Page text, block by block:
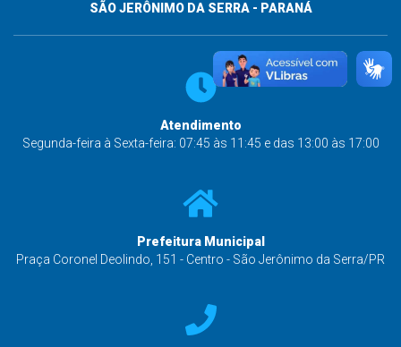
SÃO JERÔNIMO DA SERRA - PARANÁ
Atendimento
Segunda-feira à Sexta-feira: 07:45 às 11:45 e das 13:00 às 17:00
Prefeitura Municipal
Praça Coronel Deolindo, 151 - Centro - São Jerônimo da Serra/PR